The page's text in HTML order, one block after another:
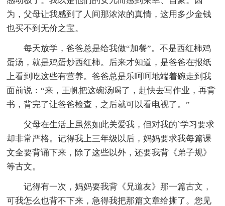
为，父母让我感到了人间那浓浓的真情，这用多少金钱
也买不到无价之宝。
每天放学，爸爸总是给我做“加餐”。不是西红柿鸡
蛋汤，就是鸡蛋炒西红柿。后来才知道，是爸爸在报纸
上看到吃这些有营养。爸爸总是乐呵呵地端着碗走到我
面前说：“来，王帆把这碗汤喝了，赶快去写作业，再背
书，背完了让爸爸检查，之后就可以看电视了。”
父母在生活上虽然如此关爱我，但对我的`学习要求
却非常严格。记得我上三年级以后，妈妈要求我每篇课
文全要背诵下来，除了这些以外，还要我背《弟子规》
等古文。
记得有一次，妈妈要我背《兄道友》那一篇古文，
可我怎么也背不下来，急得我把那篇文章给撕了。您见